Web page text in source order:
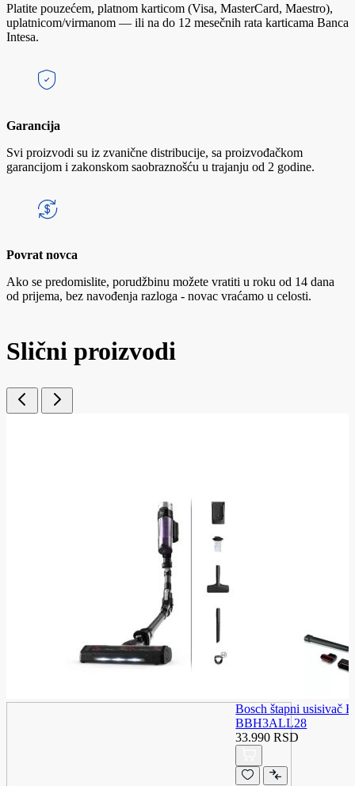
Platite pouzećem, platnom karticom (Visa, MasterCard, Maestro),
uplatnicom/virmanom — ili na do 12 mesečnih rata karticama Banca
Intesa.
Garancija
Svi proizvodi su iz zvanične distribucije, sa proizvođačkom
garancijom i zakonskom saobraznošću u trajanju od 2 godine.
Povrat novca
Ako se predomislite, porudžbinu možete vratiti u roku od 14 dana
od prijema, bez navođenja razloga - novac vraćamo u celosti.
Slični proizvodi
Bosch štapni usisivač
BBH3ALL28
33.990 RSD